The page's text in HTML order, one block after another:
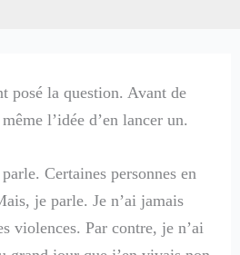
posé la question. Avant de
l’idée d’en lancer un.
Certaines personnes en
je parle. Je n’ai jamais
violences. Par contre, je n’ai